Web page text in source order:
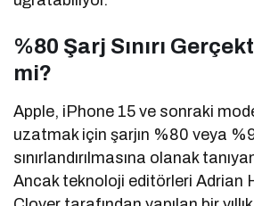
%80 Şarj Sınırı
mi?
Apple, iPhone 15 ve sonraki
uzatmak için şarjın %80 veya
sınırlandırılmasına olanak
Ancak teknoloji editörleri Adrian